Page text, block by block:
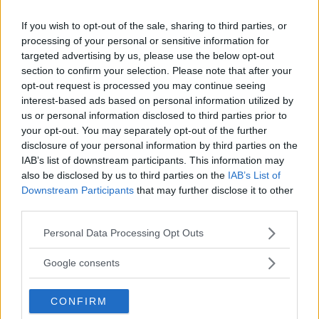
If you wish to opt-out of the sale, sharing to third parties, or
processing of your personal or sensitive information for
targeted advertising by us, please use the below opt-out
section to confirm your selection. Please note that after your
opt-out request is processed you may continue seeing
interest-based ads based on personal information utilized by
us or personal information disclosed to third parties prior to
your opt-out. You may separately opt-out of the further
disclosure of your personal information by third parties on the
IAB’s list of downstream participants. This information may
also be disclosed by us to third parties on the IAB’s List of
Downstream Participants that may further disclose it to other
Please note that this website/app uses one or more Google
not limited to your visit or usage behaviour. You may click to
use your data for below specified purposes in below Google
consent section.
Personal Data Processing Opt Outs
Google consents
CONFIRM
Läs Frias efterträdare!
Syreär Sveriges enda gröna dagstidning som
finns både digitalt och i tryck.
Lagliga väggar kan minska
klottret
Ny rapport om graffitiväggar nyanserar debatten, skriver Kristian
Borg i en kommentar.
”Konflikt och samförstånd en
del av vår politiska vardag”
Socialistiskt forum fyller 15 år på lördag och lyfter allt från USA-
valet till vinster i välfärden.
Ordningsvakter kan ha brukat
övervåld
SL startar utredning efter ett våldsamt omhändertagande i
”Ordningsvakter har för kort